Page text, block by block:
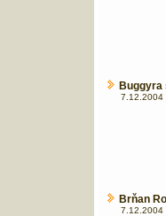
7.12.2004
Brňan
7.12.2004